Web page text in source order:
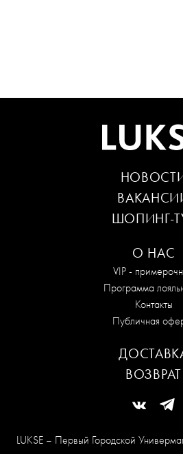
LUKSE – Первый Городской
О НАС
VIP -
Программа
Контакты
Публичная
ШОПИНГ-
ВОЗВРАТ